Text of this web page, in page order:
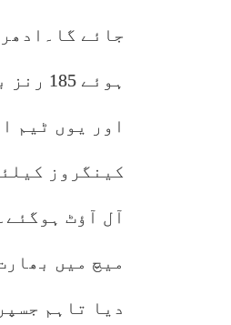
جائے
آل آؤٹ ہوگئے۔
دیا تاہم